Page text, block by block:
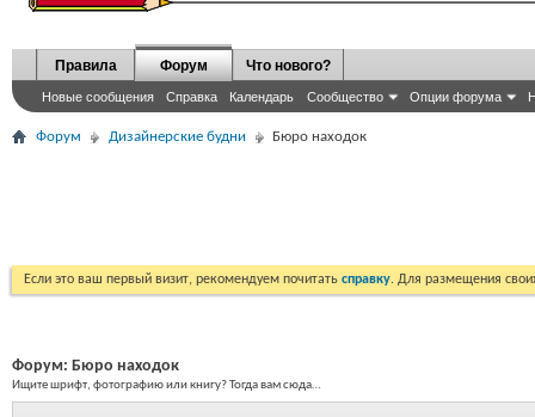
Правила Форум
Новые сообщения Справка Календарь Сообщество Опции форума
Что нового?
Форум Дизайнерские будни Бюро находок
Если это ваш первый визит, рекомендуем почитать справку. Для размещения
Форум: Бюро находок
Ищите шрифт, фотографию или книгу? Тогда вам сюда…